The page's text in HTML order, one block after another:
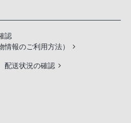
認
情報のご利用方法）
配送状況の確認